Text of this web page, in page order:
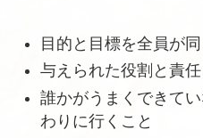
目的と目標を全員が
与えられた役割と責
誰かがうまくできて
わりに行くこと